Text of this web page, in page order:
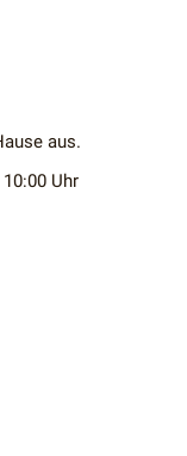
aus.
Uhr